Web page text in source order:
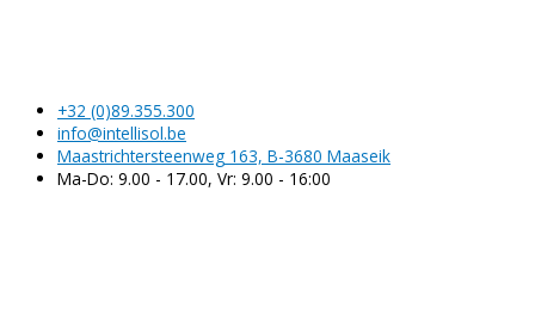
+32 (0)89.355.300
info@intellisol.be
Maastrichtersteenweg 163, B-3680 Maaseik
Ma-Do: 9.00 - 17.00, Vr: 9.00 - 16:00